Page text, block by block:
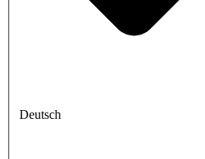
Deutsch